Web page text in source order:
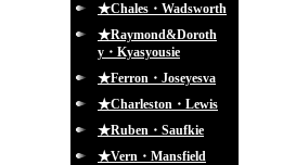
★Chales・Wadsworth
★Raymond&Doroth
y・Kyasyousie
★Ferron・Joseyesva
★Charleston・Lewis
★Ruben・Saufkie
★Vern・Mansfield